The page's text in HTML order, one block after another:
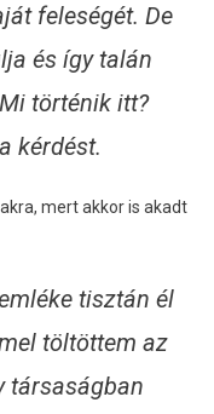
feleségét. De
és így talán
történik itt?
kérdést.
mert akkor is akadt
tisztán él
töltöttem az
társaságban